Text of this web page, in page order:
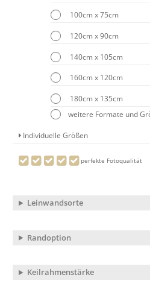
100cm x 75cm
120cm x 90cm
140cm x 105cm
160cm x 120cm
180cm x 135cm
weitere Formate und
Individuelle Größen
perfekte Fotoqualität
Leinwandsorte
Randoption
Keilrahmenstärke